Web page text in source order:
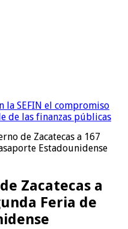
la SEFIN el compromiso
de las finanzas públicas
de Zacatecas a 167
Estadounidense
Zacatecas a
Feria de